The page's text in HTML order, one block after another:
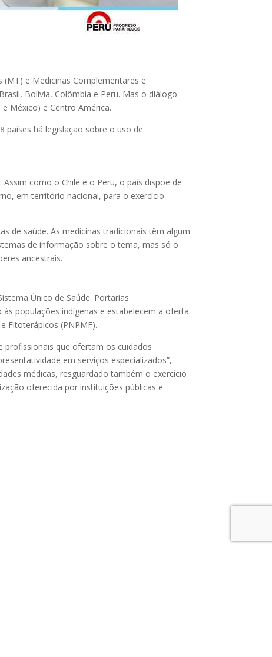
e Medicinas Complementares e
Bolívia, Colômbia e Peru. Mas o diálogo
México) e Centro América.
países há legislação sobre o uso de
como o Chile e o Peru, o país dispõe de
em território nacional, para o exercício
de saúde. As medicinas tradicionais têm algum
de informação sobre o tema, mas só o
ancestrais.
Único de Saúde. Portarias
populações indígenas e estabelecem a oferta
Fitoterápicos (PNPMF).
profissionais que ofertam os cuidados
em serviços especializados”,
médicas, resguardado também o exercício
oferecida por instituições públicas e